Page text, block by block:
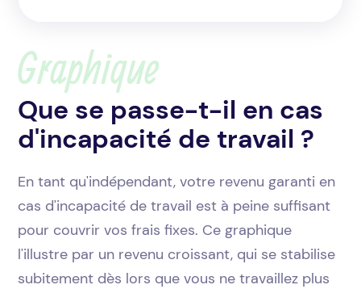
Graphique
Que se passe-t-il en cas
d'incapacité de travail ?
En tant qu'indépendant, votre revenu garanti en
cas d'incapacité de travail est à peine suffisant
pour couvrir vos frais fixes. Ce graphique
l'illustre par un revenu croissant, qui se stabilise
subitement dès lors que vous ne travaillez plus